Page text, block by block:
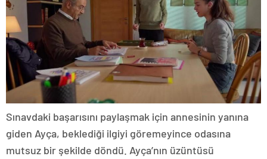
Sınavdaki başarısını paylaşmak için annesinin yanına
giden Ayça, beklediği ilgiyi göremeyince odasına
mutsuz bir şekilde döndü. Ayça’nın üzüntüsü